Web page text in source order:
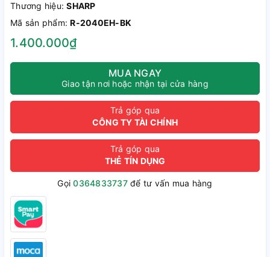
Thương hiệu:SHARP
Mã sản phẩm:R-2040EH-BK
1.400.000₫
MUA NGAY
Giao tận nơi hoặc nhận tại cửa hàng
Trả góp qua
CÔNG TY TÀI CHÍNH
Trả góp qua
THẺ TÍN DỤNG
Gọi0364833737để tư vấn mua hàng